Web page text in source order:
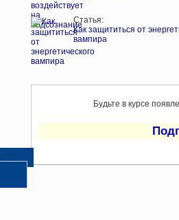
Статья:
Как защититься от
вампира
Будьте в курсе